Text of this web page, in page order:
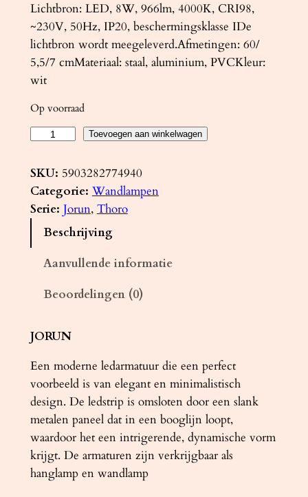
Lichtbron: LED, 8W, 966lm, 4000K, CRI98,
~230V, 50Hz, IP20, beschermingsklasse IDe
lichtbron wordt meegeleverd.Afmetingen: 60/
5,5/7 cmMateriaal: staal, aluminium, PVCKleur:
wit
Op voorraad
n
d
l
U
w
i
t
L
E
D
4
Toevoegen aan winkelwagen
SKU: 5903282774940
Categorie: Wandlampen
Serie: Jorun, Thoro
Beschrijving
Aanvullende informatie
Beoordelingen (0)
JORUN
Een moderne ledarmatuur die een perfect
voorbeeld is van elegant en minimalistisch
design. De ledstrip is omsloten door een slank
metalen paneel dat in een booglijn loopt,
waardoor het een intrigerende, dynamische vorm
krijgt. De armaturen zijn verkrijgbaar als
hanglamp en wandlamp